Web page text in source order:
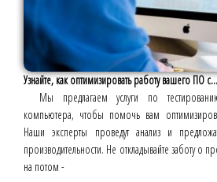
Узнайте, как оптимизировать работу вашего ПО с...
Мы предлагаем услуги по
компьютера, чтобы помочь вам
Наши эксперты проведут анализ и
производительности. Не откладывайте заботу о
на потом -